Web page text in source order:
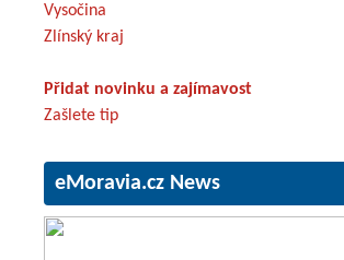
Vysočina
Zlínský kraj
Přidat novinku a zajímavost
Zašlete tip
eMoravia.cz News